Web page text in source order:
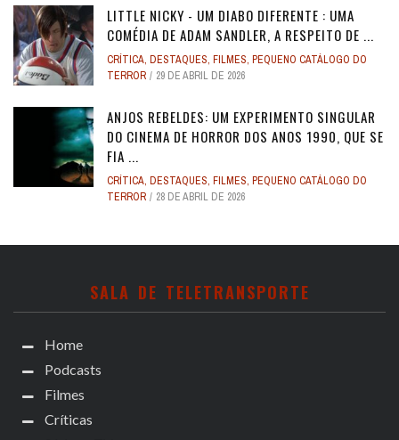
LITTLE NICKY - UM DIABO DIFERENTE : UMA
COMÉDIA DE ADAM SANDLER, A RESPEITO DE ...
CRÍTICA, DESTAQUES, FILMES, PEQUENO CATÁLOGO DO
TERROR
29 DE ABRIL DE 2026
ANJOS REBELDES: UM EXPERIMENTO SINGULAR
DO CINEMA DE HORROR DOS ANOS 1990, QUE SE
FIA ...
CRÍTICA, DESTAQUES, FILMES, PEQUENO CATÁLOGO DO
TERROR
28 DE ABRIL DE 2026
SALA DE TELETRANSPORTE
Home
Podcasts
Filmes
Críticas